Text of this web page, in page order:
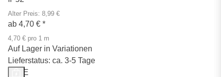
Alter Preis: 8,99 €
ab 4,70 € *
4,70 € pro 1 m
Auf Lager in Variationen
Lieferstatus: ca. 3-5 Tage
SALE